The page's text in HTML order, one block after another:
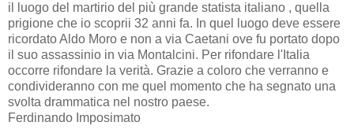
il luogo del martirio del più grande statista italiano , quella
prigione che io scoprii 32 anni fa. In quel luogo deve essere
ricordato Aldo Moro e non a via Caetani ove fu portato dopo
il suo assassinio in via Montalcini. Per rifondare l'Italia
occorre rifondare la verità. Grazie a coloro che verranno e
condivideranno con me quel momento che ha segnato una
svolta drammatica nel nostro paese.
Ferdinando Imposimato